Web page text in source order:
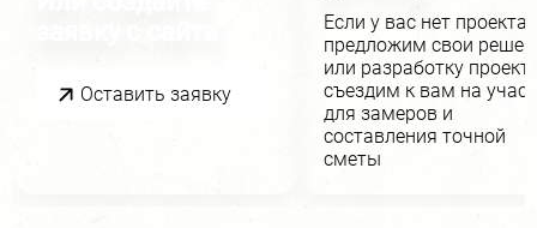
Оставить заявку
Если у вас нет проекта,
предложим свои
или разработку
съездим к вам на
для замеров и
составления точной
сметы